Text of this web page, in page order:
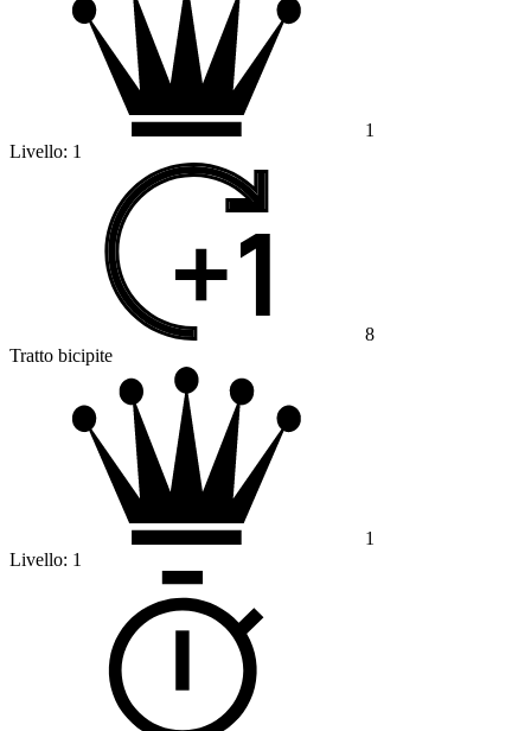
1
Livello: 1
8
Tratto bicipite
1
Livello: 1